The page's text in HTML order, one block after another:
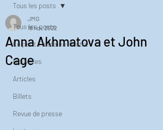
Tous les posts
Le petit Thiéfaine illustré
Nouvelles
Articles
Billets
Revue de presse
Tous les posts
Anna Akhmatova et John
Cage
JMG
16 nov. 2022